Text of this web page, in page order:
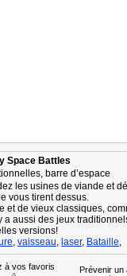
Space Battles
barre d’espace
les usines de viande et
vous tirent dessus.
de vieux classiques,
a aussi des jeux
versions!
, vaisseau, laser, Bataille,
à vos favoris Prévenir un